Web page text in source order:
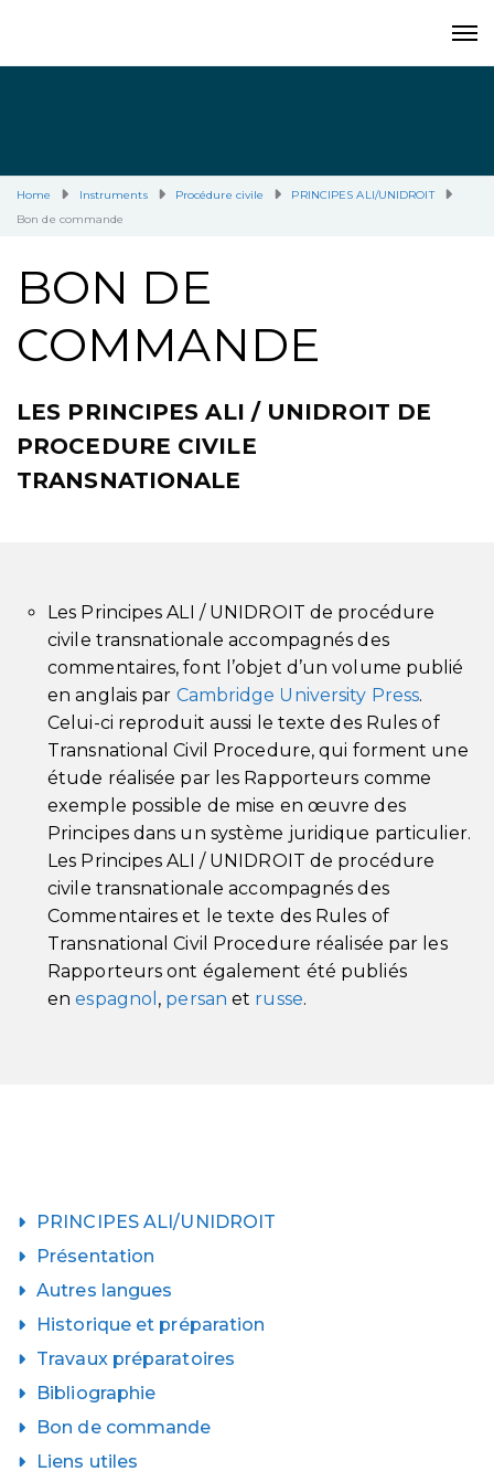
Home Instruments Procédure civile
PRINCIPES ALI/UNIDROIT
Bon de commande
BON DE
COMMANDE
LES PRINCIPES ALI / UNIDROIT DE
PROCEDURE CIVILE
TRANSNATIONALE
Les Principes ALI / UNIDROIT de procédure
civile transnationale accompagnés des
commentaires, font l’objet d’un volume publié
en anglais par Cambridge University Press.
Celui-ci reproduit aussi le texte des Rules of
Transnational Civil Procedure, qui forment une
étude réalisée par les Rapporteurs comme
exemple possible de mise en œuvre des
Principes dans un système juridique particulier.
Les Principes ALI / UNIDROIT de procédure
civile transnationale accompagnés des
Commentaires et le texte des Rules of
Transnational Civil Procedure réalisée par les
Rapporteurs ont également été publiés
enespagnol , persan et russe.
PRINCIPES ALI/UNIDROIT
Présentation
Autres langues
Historique et préparation
Travaux préparatoires
Bibliographie
Bon de commande
Liens utiles